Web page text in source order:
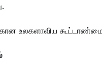
உலகளாவிய